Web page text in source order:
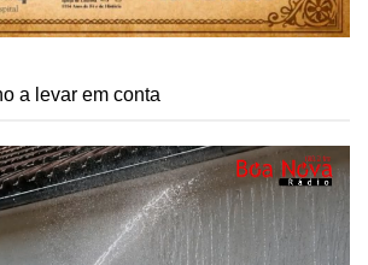
a levar em conta